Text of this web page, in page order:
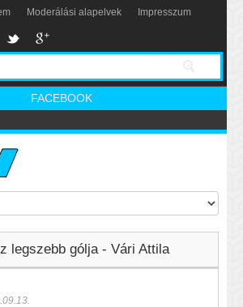
Moderálási alapelvek Impresszum
FACEBOOK
legszebb gólja - Vári Attila